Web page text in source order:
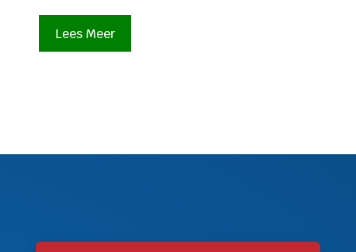
Lees Meer